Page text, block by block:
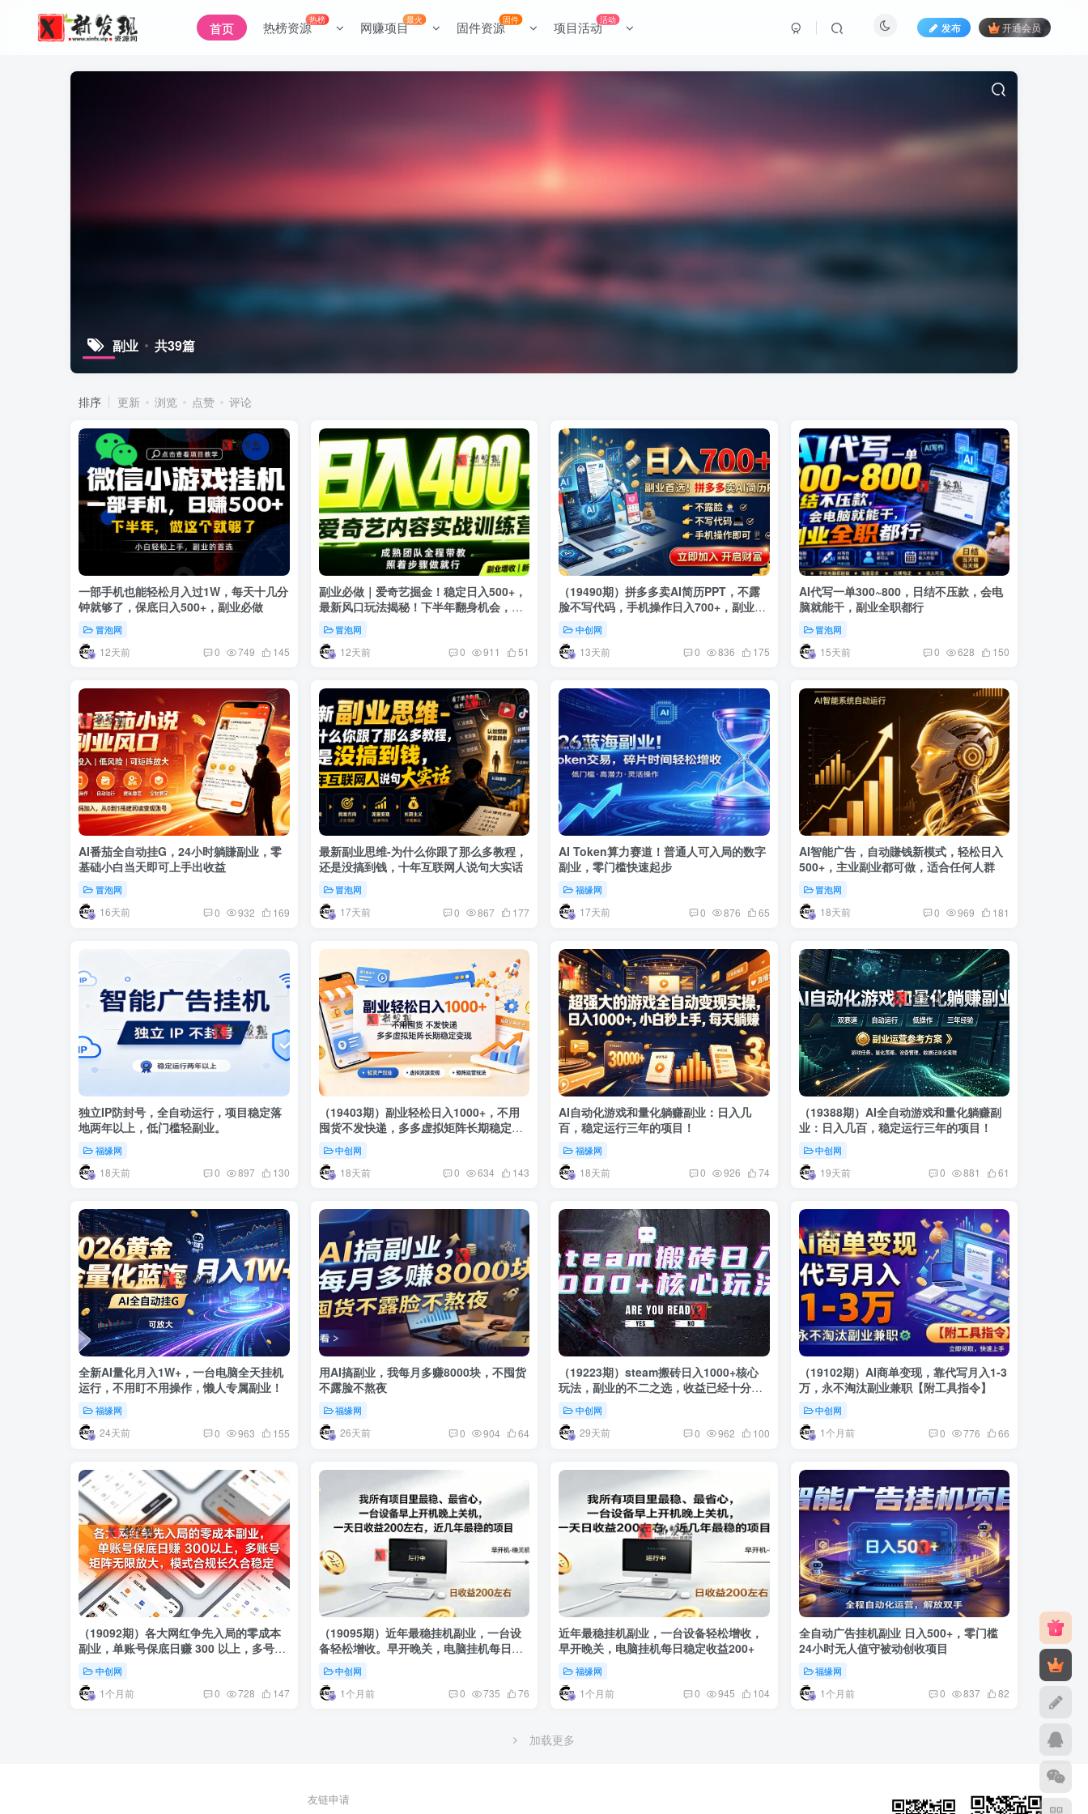
首页 热榜资源热榜 网赚项目最火 固件资源固件 项目活动活动
发布 开通会员
副业 共39篇
排序 更新 浏览 点赞 评论
一部手机也能轻松月入过1W，每天十几分
钟就够了，保底日入500+，副业必做
冒泡网
12天前 0 749 145
副业必做｜爱奇艺掘金！稳定日入500+，
最新风口玩法揭秘！下半年翻身机会，抓
冒泡网
12天前 0 911 51
（19490期）拼多多卖AI简历PPT，不露
脸不写代码，手机操作日入700+，副业首
选！中创网
13天前 0 836 175
AI代写一单300~800，日结不压款，会电
脑就能干，副业全职都行
冒泡网
15天前 0 628 150
AI番茄全自动挂G，24小时躺賺副业，零
基础小白当天即可上手出收益
冒泡网
16天前 0 932 169
最新副业思维-为什么你跟了那么多教程，
还是没搞到钱，十年互联网人说句大实话
冒泡网
17天前 0 867 177
AI Token算力赛道！普通人可入局的数字
副业，零门槛快速起步
福缘网
17天前 0 876 65
AI智能广告，自动賺钱新模式，轻松日入
500+，主业副业都可做，适合任何人群
冒泡网
18天前 0 969 181
独立IP防封号，全自动运行，项目稳定落
地两年以上，低门槛轻副业。
福缘网
18天前 0 897 130
（19403期）副业轻松日入1000+，不用
囤货不发快递，多多虚拟矩阵长期稳定变
中创网
18天前 0 634 143
AI自动化游戏和量化躺赚副业：日入几
百，稳定运行三年的项目！
福缘网
18天前 0 926 74
（19388期）AI全自动游戏和量化躺赚副
业：日入几百，稳定运行三年的项目！
中创网
19天前 0 881 61
全新AI量化月入1W+，一台电脑全天挂机
运行，不用盯不用操作，懒人专属副业！
福缘网
24天前 0 963 155
用AI搞副业，我每月多赚8000块，不囤货
不露脸不熬夜
福缘网
26天前 0 904 64
（19223期）steam搬砖日入1000+核心
玩法，副业的不二之选，收益已经十分稳
定
中创网
29天前 0 962 100
（19102期）AI商单变现，靠代写月入1-3
万，永不淘汰副业兼职【附工具指令】
中创网
1个月前 0 776 66
（19092期）各大网红争先入局的零成本
副业，单账号保底日赚 300 以上，多号矩
阵可放大，模式合规长久稳定！
中创网
1个月前 0 728 147
（19095期）近年最稳挂机副业，一台设
备轻松增收。早开晚关，电脑挂机每日稳
定收益200+
中创网
1个月前 0 735 76
近年最稳挂机副业，一台设备轻松增收，
早开晚关，电脑挂机每日稳定收益200+
福缘网
1个月前 0 945 104
全自动广告挂机副业 日入500+，零门槛
24小时无人值守被动创收项目
福缘网
1个月前 0 837 82
加载更多
友链申请